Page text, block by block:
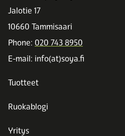
Jalotie 17
10660 Tammisaari
Phone: 020 743 8950
E-mail: info(at)soya.fi
Tuotteet
Ruokablogi
Yritys